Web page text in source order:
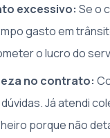
excessivo: Se o
gasto em
o lucro do
no contrato:
Já atendi
porque não